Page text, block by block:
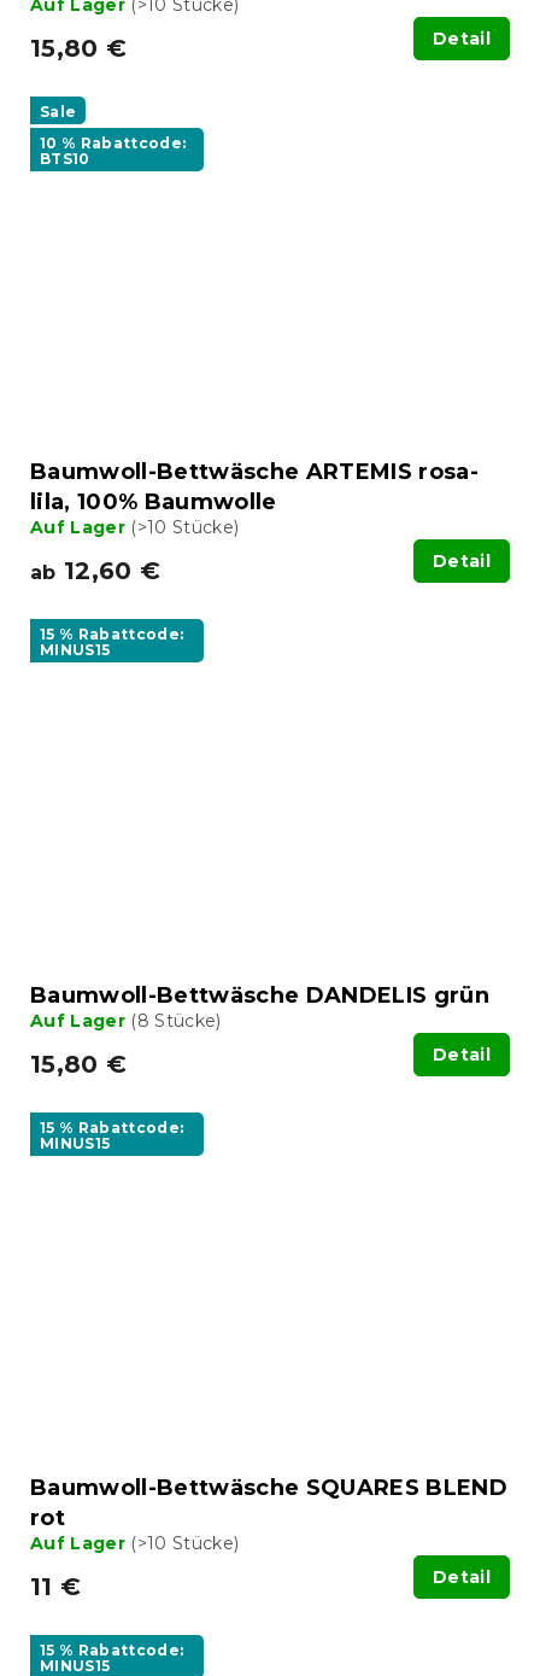
Auf Lager (>10 Stücke)
15,80 € Detail
Sale
10 % Rabattcode:
BTS10
Baumwoll-Bettwäsche ARTEMIS rosa-
lila, 100% Baumwolle
Auf Lager (>10 Stücke)
ab 12,60 € Detail
15 % Rabattcode:
MINUS15
Baumwoll-Bettwäsche DANDELIS grün
Auf Lager (8 Stücke)
15,80 € Detail
15 % Rabattcode:
MINUS15
Baumwoll-Bettwäsche SQUARES BLEND
rot
Auf Lager (>10 Stücke)
11 € Detail
15 % Rabattcode:
MINUS15